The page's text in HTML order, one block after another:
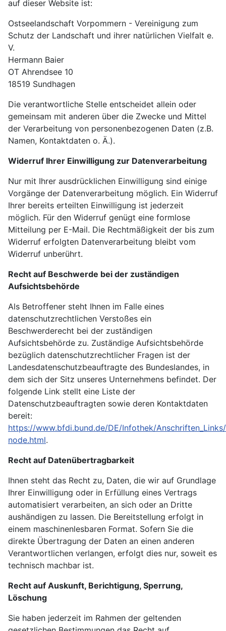
auf dieser Website ist:
Ostseelandschaft Vorpommern - Vereinigung zum
Schutz der Landschaft und ihrer natürlichen Vielfalt e.
V.
Hermann Baier
OT Ahrendsee 10
18519 Sundhagen
Die verantwortliche Stelle entscheidet allein oder
gemeinsam mit anderen über die Zwecke und Mittel
der Verarbeitung von personenbezogenen Daten (z.B.
Namen, Kontaktdaten o. Ä.).
Widerruf Ihrer Einwilligung zur Datenverarbeitung
Nur mit Ihrer ausdrücklichen Einwilligung sind einige
Vorgänge der Datenverarbeitung möglich. Ein Widerruf
Ihrer bereits erteilten Einwilligung ist jederzeit
möglich. Für den Widerruf genügt eine formlose
Mitteilung per E-Mail. Die Rechtmäßigkeit der bis zum
Widerruf erfolgten Datenverarbeitung bleibt vom
Widerruf unberührt.
Recht auf Beschwerde bei der zuständigen
Aufsichtsbehörde
Als Betroffener steht Ihnen im Falle eines
datenschutzrechtlichen Verstoßes ein
Beschwerderecht bei der zuständigen
Aufsichtsbehörde zu. Zuständige Aufsichtsbehörde
bezüglich datenschutzrechtlicher Fragen ist der
Landesdatenschutzbeauftragte des Bundeslandes, in
dem sich der Sitz unseres Unternehmens befindet. Der
folgende Link stellt eine Liste der
Datenschutzbeauftragten sowie deren Kontaktdaten
bereit:
https://www.bfdi.bund.de/DE/Infothek/
node.html.
Recht auf Datenübertragbarkeit
Ihnen steht das Recht zu, Daten, die wir auf Grundlage
Ihrer Einwilligung oder in Erfüllung eines Vertrags
automatisiert verarbeiten, an sich oder an Dritte
aushändigen zu lassen. Die Bereitstellung erfolgt in
einem maschinenlesbaren Format. Sofern Sie die
direkte Übertragung der Daten an einen anderen
Verantwortlichen verlangen, erfolgt dies nur, soweit es
technisch machbar ist.
Recht auf Auskunft, Berichtigung, Sperrung,
Löschung
Sie haben jederzeit im Rahmen der geltenden